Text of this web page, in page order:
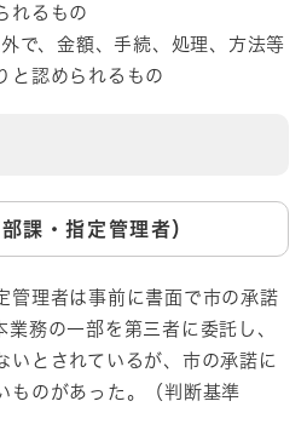
れるもの
、金額、手続、処理、方法等
と認められるもの
課・指定管理者）
理者は事前に書面で市の承諾
務の一部を第三者に委託し、
いとされているが、市の承諾に
ものがあった。（判断基準